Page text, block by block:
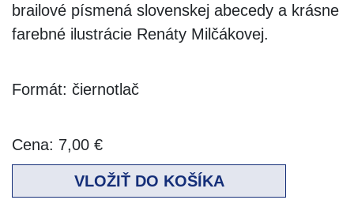
brailové písmená slovenskej abecedy a krásne
farebné ilustrácie Renáty Milčákovej.
Formát: čiernotlač
Cena: 7,00 €
VLOŽIŤ DO KOŠÍKA